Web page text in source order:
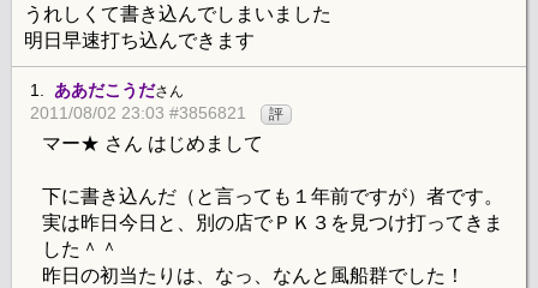
うれしくて書き込んでしまいました
明日早速打ち込んできます
1. ああだこうださん
2011/08/02 23:03 #3856821 評
マー★ さん はじめまして
下に書き込んだ（と言っても１年前ですが）者です。
実は昨日今日と、別の店でＰＫ３を見つけ打ってきま
した＾＾
昨日の初当たりは、なっ、なんと風船群でした！